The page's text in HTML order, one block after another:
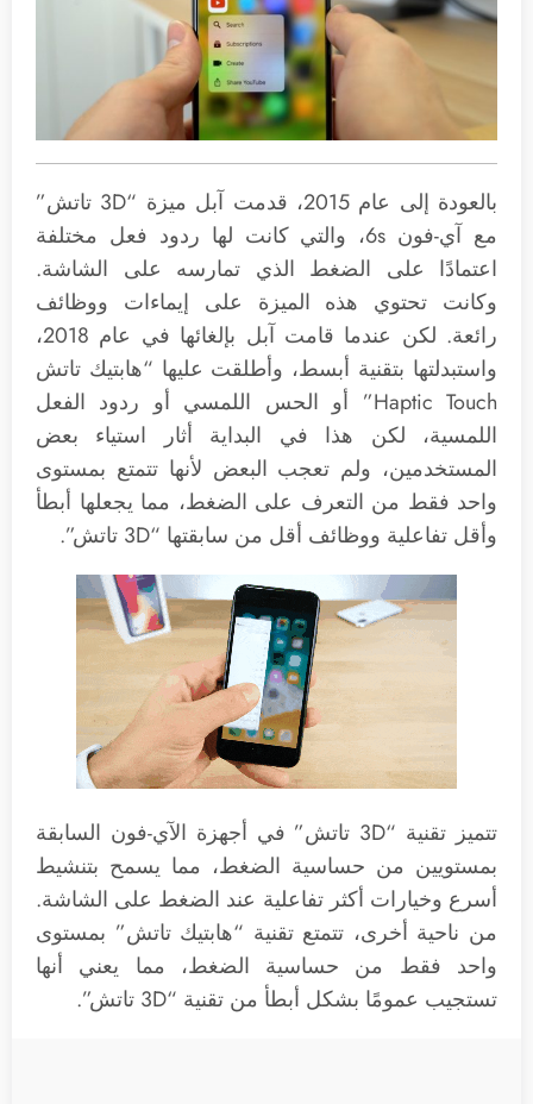
بالعودة إلى عام 2015، قدمت آبل ميزة “3D تاتش”
مع آي-فون 6s، والتي كانت لها ردود فعل مختلفة
اعتمادًا على الضغط الذي تمارسه على الشاشة.
وكانت تحتوي هذه الميزة على إيماءات ووظائف
رائعة. لكن عندما قامت آبل بإلغائها في عام 2018،
واستبدلتها بتقنية أبسط، وأطلقت عليها “هابتيك تاتش
Haptic Touch” أو الحس اللمسي أو ردود الفعل
اللمسية، لكن هذا في البداية أثار استياء بعض
المستخدمين، ولم تعجب البعض لأنها تتمتع بمستوى
واحد فقط من التعرف على الضغط، مما يجعلها أبطأ
وأقل تفاعلية ووظائف أقل‌ من سابقتها “3D تاتش”.
تتميز تقنية “3D تاتش” في أجهزة الآي-فون السابقة
بمستويين من حساسية الضغط، مما يسمح بتنشيط
أسرع وخيارات أكثر تفاعلية عند الضغط على الشاشة.
من ناحية أخرى، تتمتع تقنية “هابتيك تاتش” بمستوى
واحد فقط من حساسية الضغط، مما يعني أنها
تستجيب عمومًا بشكل أبطأ من تقنية “3D تاتش”.